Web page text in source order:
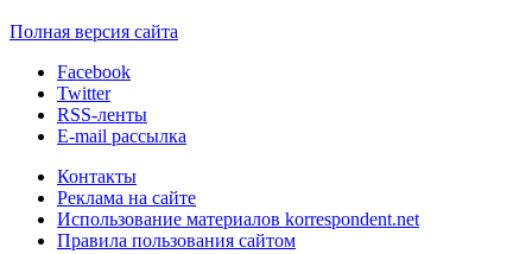
Полная версия сайта
Facebook
Twitter
RSS-ленты
E-mail рассылка
Контакты
Реклама на сайте
Использование материалов korrespondent.net
Правила пользования сайтом